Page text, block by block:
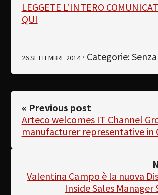
LEGGETE L’INTERO
QUI
26 SETTEMBRE 2014· Categorie:
« Previous post
Arteco welcomes IT Channel
manufacturer representative in
Valentina Campo è la nuova
Inside Sales Manager